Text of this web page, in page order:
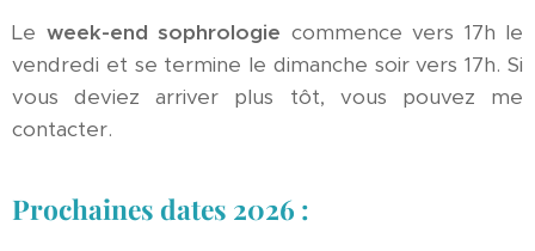
Le week-end sophrologie commence vers 17h le
vendredi et se termine le dimanche soir vers 17h. Si
vous deviez arriver plus tôt, vous pouvez me
contacter.
Prochaines dates 2026 :